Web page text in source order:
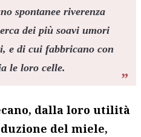
spontanee riverenza
dei più soavi umori
e di cui fabbricano con
le loro celle.
dalla loro utilità
del miele,